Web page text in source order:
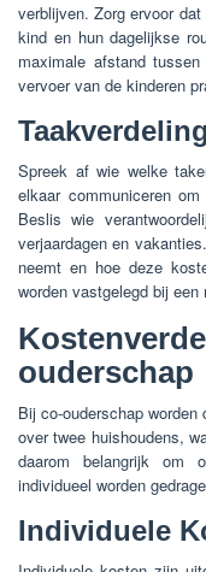
verblijven. Zorg ervoor
kind en hun dagelijkse
maximale afstand
vervoer van de kinderen
Spreek af wie welke
elkaar communiceren
Beslis wie
verjaardagen en
neemt en hoe deze
worden vastgelegd bij
ouderschap
Bij co-ouderschap
over twee huishoudens,
daarom belangrijk om
individueel worden
Individuele